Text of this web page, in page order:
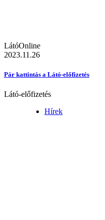
LátóOnline
2023.11.26
Pár kattintás a Látó-előfizetés
Látó-előfizetés
Hírek